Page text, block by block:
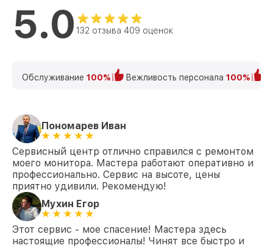
5.0 132 отзыва 409 оценок
Обслуживание 100% Вежливость персонала 100%
Пономарев Иван
Сервисный центр отлично справился с ремонтом
моего монитора. Мастера работают оперативно и
профессионально. Сервис на высоте, цены
приятно удивили. Рекомендую!
Мухин Егор
Этот сервис - мое спасение! Мастера здесь
настоящие профессионалы! Чинят все быстро и